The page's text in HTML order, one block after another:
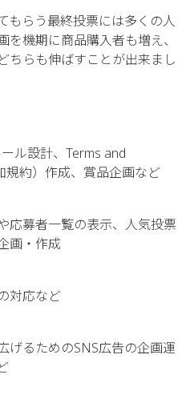
もらう最終投票には多くの人
機期に商品購入者も増え、
ちらも伸ばすことが出来まし
ル設計、Terms and
約）作成、賞品企画など
応募者一覧の表示、人気投票
画・作成
対応など
げるためのSNS広告の企画運